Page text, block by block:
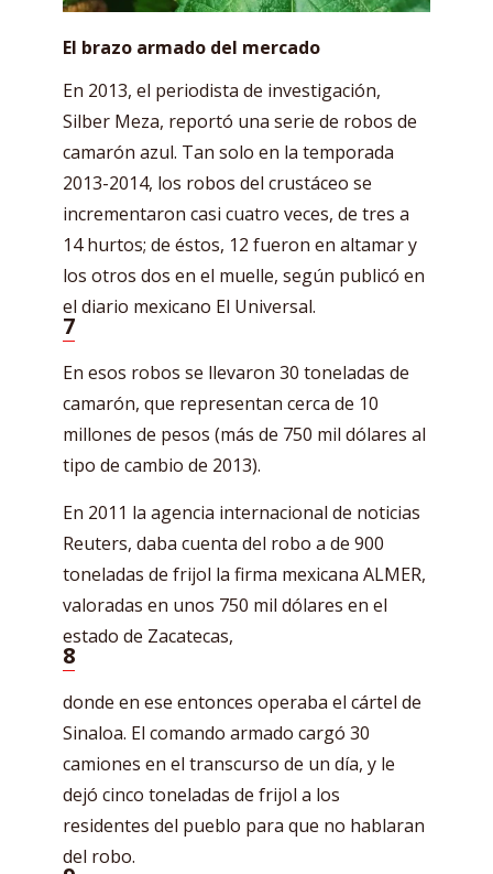
El brazo armado del mercado
En 2013, el periodista de investigación,
Silber Meza, reportó una serie de robos de
camarón azul. Tan solo en la temporada
2013-2014, los robos del crustáceo se
incrementaron casi cuatro veces, de tres a
14 hurtos; de éstos, 12 fueron en altamar y
los otros dos en el muelle, según publicó en
el diario mexicano El Universal.
7
En esos robos se llevaron 30 toneladas de
camarón, que representan cerca de 10
millones de pesos (más de 750 mil dólares al
tipo de cambio de 2013).
En 2011 la agencia internacional de noticias
Reuters, daba cuenta del robo a de 900
toneladas de frijol la firma mexicana ALMER,
valoradas en unos 750 mil dólares en el
estado de Zacatecas,
8
donde en ese entonces operaba el cártel de
Sinaloa. El comando armado cargó 30
camiones en el transcurso de un día, y le
dejó cinco toneladas de frijol a los
residentes del pueblo para que no hablaran
del robo.